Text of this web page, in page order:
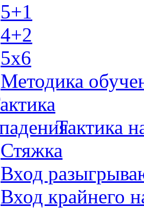
5+1
4+2
5x6
Методика
Тактика
Стяжка
Вход
Вход крайнего